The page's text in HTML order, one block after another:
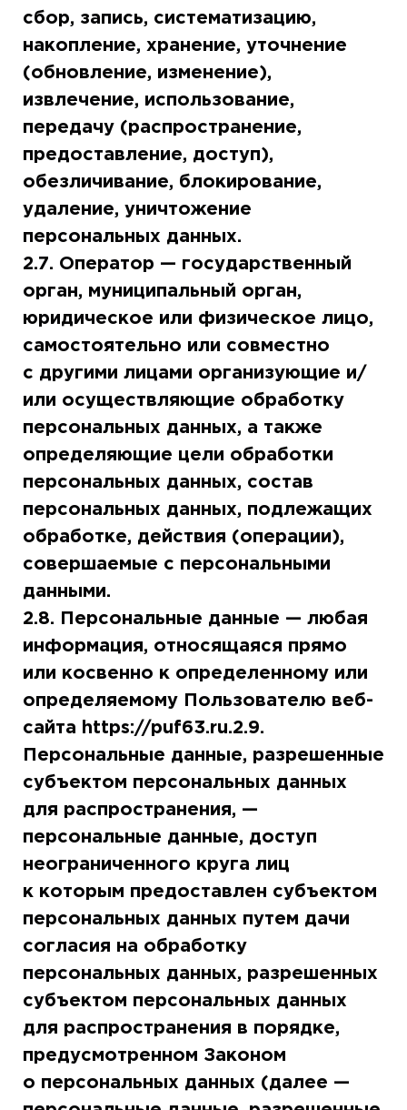
сбор, запись, систематизацию,
накопление, хранение, уточнение
(обновление, изменение),
извлечение, использование,
передачу (распространение,
предоставление, доступ),
обезличивание, блокирование,
удаление, уничтожение
персональных данных.
2.7. Оператор — государственный
орган, муниципальный орган,
юридическое или физическое лицо,
самостоятельно или совместно
с другими лицами организующие и/
или осуществляющие обработку
персональных данных, а также
определяющие цели обработки
персональных данных, состав
персональных данных, подлежащих
обработке, действия (операции),
совершаемые с персональными
данными.
2.8. Персональные данные — любая
информация, относящаяся прямо
или косвенно к определенному или
определяемому Пользователю веб-
сайта https://puf63.ru.2.9.
Персональные данные, разрешенные
субъектом персональных данных
для распространения, —
персональные данные, доступ
неограниченного круга лиц
к которым предоставлен субъектом
персональных данных путем дачи
согласия на обработку
персональных данных, разрешенных
субъектом персональных данных
для распространения в порядке,
предусмотренном Законом
о персональных данных (далее —